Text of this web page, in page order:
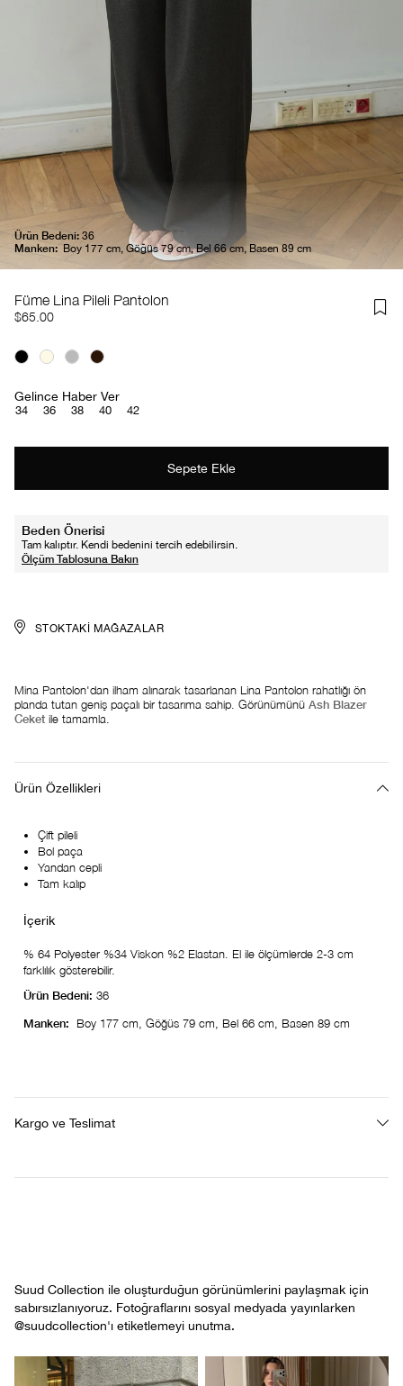
Ürün Bedeni: 36
Manken: Boy 177 cm, Göğüs 79 cm, Bel 66 cm, Basen 89 cm
Füme Lina Pileli Pantolon
$65.00
Gelince Haber Ver
34 36 38 40 42
Beden Önerisi
Tam kalıptır. Kendi bedenini tercih edebilirsin.
STOKTAKI MAĞAZALAR
Mina Pantolon'dan ilham alınarak tasarlanan Lina Pantolon rahatlığı ön
planda tutan geniş paçalı bir tasarıma sahip. Görünümünü Ash Blazer
Ceket ile tamamla.
Ürün Özellikleri
Çift pileli
Bol paça
Yandan cepli
Tam kalıp
% 64 Polyester %34 Viskon %2 Elastan. El ile ölçümlerde 2-3 cm
farklılık gösterebilir.
Ürün Bedeni: 36
Manken:
Boy 177 cm, Göğüs 79 cm, Bel 66 cm, Basen 89 cm
Kargo ve Teslimat
Suud Collection ile oluşturduğun görünümlerini paylaşmak için
sabırsızlanıyoruz. Fotoğraflarını sosyal medyada yayınlarken
@suudcollection'ı etiketlemeyi unutma.